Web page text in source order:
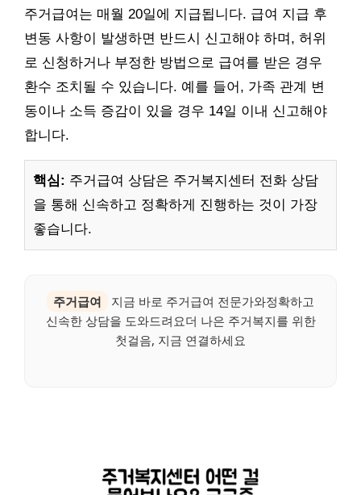
주거급여는 매월 20일에 지급됩니다. 급여 지급 후
변동 사항이 발생하면 반드시 신고해야 하며, 허위
로 신청하거나 부정한 방법으로 급여를 받은 경우
환수 조치될 수 있습니다. 예를 들어, 가족 관계 변
동이나 소득 증감이 있을 경우 14일 이내 신고해야
합니다.
핵심: 주거급여 상담은 주거복지센터 전화 상담
을 통해 신속하고 정확하게 진행하는 것이 가장
좋습니다.
주거급여
지금 바로 주거급여 전문가와정확하고
신속한 상담을 도와드려요더 나은 주거복지를 위한
첫걸음, 지금 연결하세요